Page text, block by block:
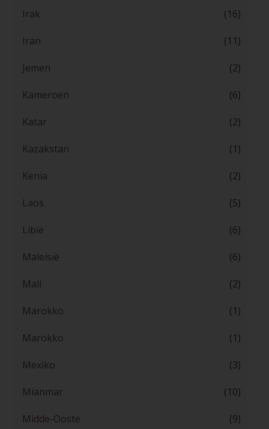
Irak (16)
Iran (11)
Jemen (2)
Kameroen (6)
Katar (2)
Kazakstan (1)
Kenia (2)
Laos (5)
Libië (6)
Maleisië (6)
Mali (2)
Marokko (1)
Marokko (1)
Mexiko (3)
Mianmar (10)
Midde-Ooste (9)